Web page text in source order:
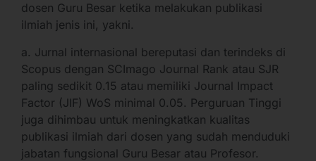
dosen Guru Besar ketika melakukan publikasi
ilmiah jenis ini, yakni.
a. Jurnal internasional bereputasi dan terindeks di
Scopus dengan SCImago Journal Rank atau SJR
paling sedikit 0.15 atau memiliki Journal Impact
Factor (JIF) WoS minimal 0.05. Perguruan Tinggi
juga dihimbau untuk meningkatkan kualitas
publikasi ilmiah dari dosen yang sudah menduduki
jabatan fungsional Guru Besar atau Profesor.